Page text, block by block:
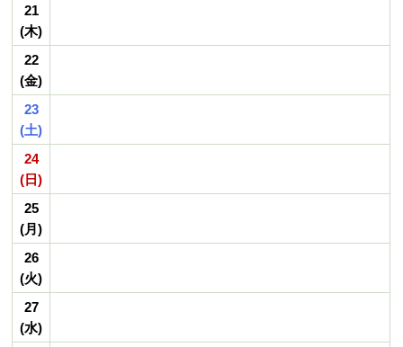
21
(木)
22
(金)
23
(土)
24
(日)
25
(月)
26
(火)
27
(水)